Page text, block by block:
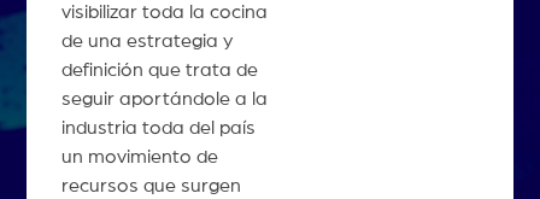
visibilizar toda la cocina
de una estrategia y
definición que trata de
seguir aportándole a la
industria toda del país
un movimiento de
recursos que surgen